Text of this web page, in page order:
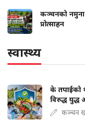
कञ्चनको नमुना
प्रोत्साहन
स्वास्थ्य
के तपाईंको
विरुद्ध
कञ्चन